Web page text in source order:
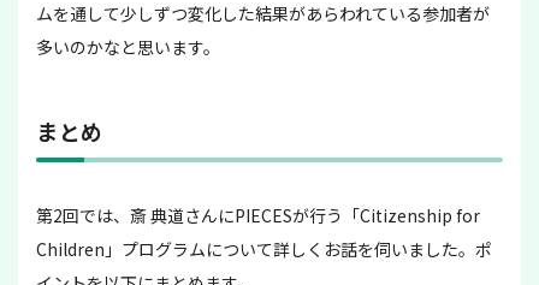
ムを通して少しずつ変化した結果があらわれている参加者が
多いのかなと思います。
まとめ
第2回では、 斎 典道さんにPIECESが行う「Citizenship for
Children」プログラムについて詳しくお話を伺いました。ポ